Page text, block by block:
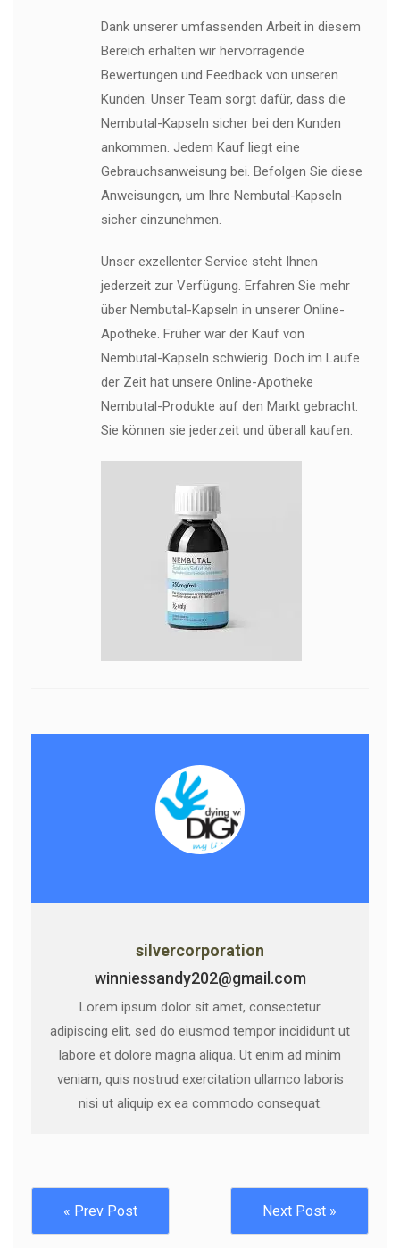
Dank unserer umfassenden Arbeit in diesem
Bereich erhalten wir hervorragende
Bewertungen und Feedback von unseren
Kunden. Unser Team sorgt dafür, dass die
Nembutal-Kapseln sicher bei den Kunden
ankommen. Jedem Kauf liegt eine
Gebrauchsanweisung bei. Befolgen Sie diese
Anweisungen, um Ihre Nembutal-Kapseln
sicher einzunehmen.
Unser exzellenter Service steht Ihnen
jederzeit zur Verfügung. Erfahren Sie mehr
über Nembutal-Kapseln in unserer Online-
Apotheke. Früher war der Kauf von
Nembutal-Kapseln schwierig. Doch im Laufe
der Zeit hat unsere Online-Apotheke
Nembutal-Produkte auf den Markt gebracht.
Sie können sie jederzeit und überall kaufen.
silvercorporation
winniessandy202@gmail.com
Lorem ipsum dolor sit amet, consectetur
adipiscing elit, sed do eiusmod tempor incididunt ut
labore et dolore magna aliqua. Ut enim ad minim
veniam, quis nostrud exercitation ullamco laboris
nisi ut aliquip ex ea commodo consequat.
« Prev Post Next Post »